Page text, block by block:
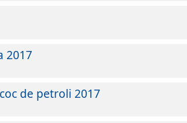
2017
de petroli 2017